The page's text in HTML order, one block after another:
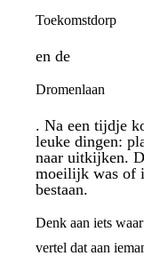
Toekomstdorp
en de
Dromenlaan
. Na een tijdje
leuke dingen:
naar uitkijken.
moeilijk was of
bestaan.
Denk aan iets
vertel dat aan